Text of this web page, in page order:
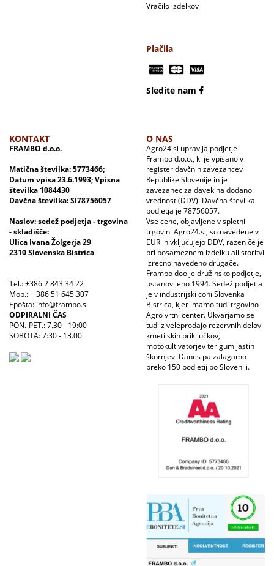
Vračilo izdelkov
Plačila
Sledite nam
KONTAKT
FRAMBO d.o.o.
Matična številka: 5773466;
Datum vpisa 23.6.1993; Vpisna
številka 1084430
Davčna številka: SI78756057
Naslov: sedež podjetja - trgovina
- skladišče:
Ulica Ivana Žolgerja 29
2310 Slovenska Bistrica
Tel.: +386 2 843 34 22
Mob.: + 386 51 645 307
Epošta: info@frambo.si
ODPIRALNI ČAS
PON.-PET.: 7.30 - 19:00
SOBOTA: 7:30 - 13.00
O NAS
Agro24.si upravlja podjetje
Frambo d.o.o., ki je vpisano v
register davčnih zavezancev
Republike Slovenije in je
zavezanec za davek na dodano
vrednost (DDV). Davčna številka
podjetja je 78756057.
Vse cene, objavljene v spletni
trgovini Agro24.si, so navedene v
EUR in vključujejo DDV, razen če je
pri posameznem izdelku ali storitvi
izrecno navedeno drugače.
Frambo doo je družinsko podjetje,
ustanovljeno 1994. Sedež podjetja
je v industrijski coni Slovenka
Bistrica, kjer imamo tudi trgovino -
Agro vrtni center. Ukvarjamo se
tudi z veleprodajo rezervnih delov
kmetijskih priključkov,
motokultivatorjev ter gumijastih
škornjev. Danes pa zalagamo
preko 150 podjetij po Sloveniji.